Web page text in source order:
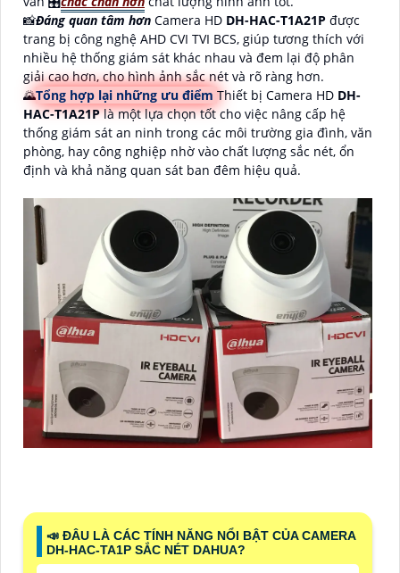
📸Đáng quan tâm hơn Camera HD DH-HAC-T1A21P được
trang bị công nghệ AHD CVI TVI BCS, giúp tương thích với
nhiều hệ thống giám sát khác nhau và đem lại độ phân
giải cao hơn, cho hình ảnh sắc nét và rõ ràng hơn.
🌄Tổng hợp lại những ưu điểm Thiết bị Camera HD DH-
HAC-T1A21Plà một lựa chọn tốt cho việc nâng cấp hệ
thống giám sát an ninh trong các môi trường gia đình, văn
phòng, hay công nghiệp nhờ vào chất lượng sắc nét, ổn
định và khả năng quan sát ban đêm hiệu quả.
📣 ĐÂU LÀ CÁC TÍNH NĂNG NỔI BẬT CỦA CAMERA
DH-HAC-TA1P SẮC NÉT DAHUA?